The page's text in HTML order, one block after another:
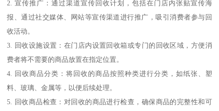
2. 宣传推广：通过渠道宣传回收计划，包括在门店内张贴宣传海
报、通过社交媒体、网站等宣传渠道进行推广，吸引消费者参与回
收活动。
3. 回收设施设置：在门店内设置回收箱或专门的回收区域，方便消
费者将不需要的商品放置在指定位置。
4. 回收商品分类：将回收的商品按照种类进行分类，如纸张、塑
料、玻璃、金属等，以便后续处理。
5. 回收商品检查：对回收的商品进行检查，确保商品的完整性和可